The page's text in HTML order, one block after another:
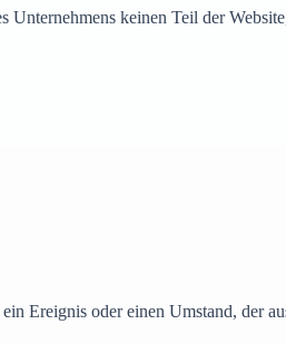
keinen Teil der
Ereignis oder einen Umstand, der